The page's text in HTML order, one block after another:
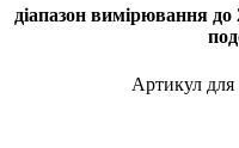
діапазон вимірювання
Артикул для